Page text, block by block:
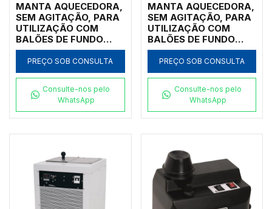
MANTA AQUECEDORA,
SEM AGITAÇÃO, PARA
UTILIZAÇÃO COM
BALÕES DE FUNDO
REDONDO DE 125ML,
COM REGULADOR
ELETRÔNICO
INCORPORADO PARA
TEMPERATURAS ATÉ
300ºC, CLASSE 300,
0012E2
PREÇO SOB CONSULTA
Consulte-nos pelo
WhatsApp
MANTA AQUECEDORA,
SEM AGITAÇÃO, PARA
UTILIZAÇÃO COM
BALÕES DE FUNDO
REDONDO DE 1.000ML,
COM REGULADOR
ELETRÔNICO
INCORPORADO PARA
TEMPERATURAS ATÉ
300ºC, CLASSE 300,
0102E2
PREÇO SOB CONSULTA
Consulte-nos pelo
WhatsApp